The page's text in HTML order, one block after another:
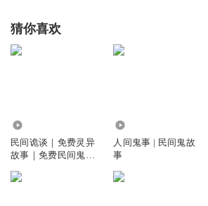
猜你喜欢
民间诡谈｜免费灵异
故事｜免费民间鬼故
人间鬼事 | 民间鬼故
事